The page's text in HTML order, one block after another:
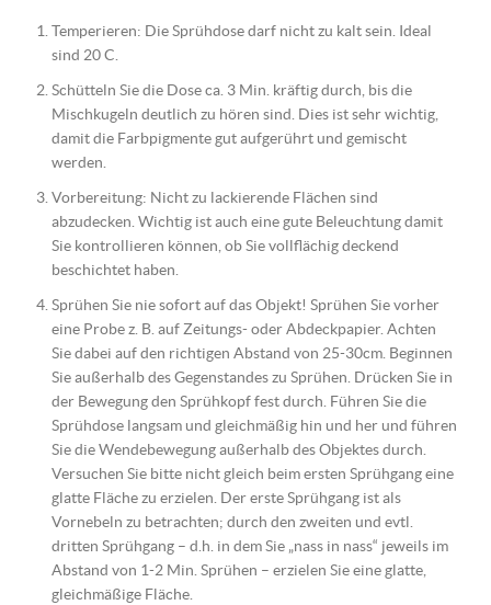
Temperieren: Die Sprühdose darf nicht zu kalt sein. Ideal
sind 20 C.
Schütteln Sie die Dose ca. 3 Min. kräftig durch, bis die
Mischkugeln deutlich zu hören sind. Dies ist sehr wichtig,
damit die Farbpigmente gut aufgerührt und gemischt
werden.
Vorbereitung: Nicht zu lackierende Flächen sind
abzudecken. Wichtig ist auch eine gute Beleuchtung damit
Sie kontrollieren können, ob Sie vollflächig deckend
beschichtet haben.
Sprühen Sie nie sofort auf das Objekt! Sprühen Sie vorher
eine Probe z. B. auf Zeitungs- oder Abdeckpapier. Achten
Sie dabei auf den richtigen Abstand von 25-30cm. Beginnen
Sie außerhalb des Gegenstandes zu Sprühen. Drücken Sie in
der Bewegung den Sprühkopf fest durch. Führen Sie die
Sprühdose langsam und gleichmäßig hin und her und führen
Sie die Wendebewegung außerhalb des Objektes durch.
Versuchen Sie bitte nicht gleich beim ersten Sprühgang eine
glatte Fläche zu erzielen. Der erste Sprühgang ist als
Vornebeln zu betrachten; durch den zweiten und evtl.
dritten Sprühgang – d.h. in dem Sie „nass in nass“ jeweils im
Abstand von 1-2 Min. Sprühen – erzielen Sie eine glatte,
gleichmäßige Fläche.